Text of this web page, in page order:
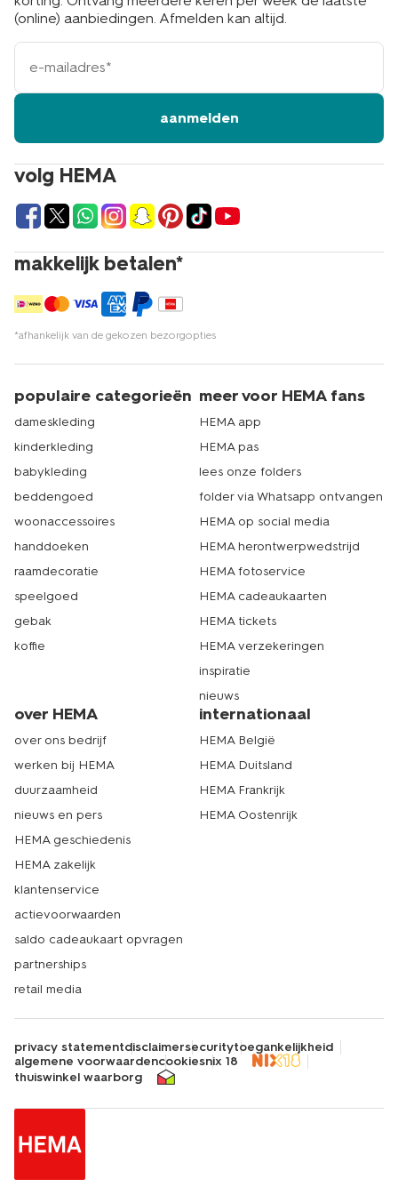
volg HEMA
makkelijk betalen*
*afhankelijk van de gekozen bezorgopties
(online) aanbiedingen. Afmelden kan altijd.
e-
mailadres
aanmelden
populaire categorieën
dameskleding
kinderkleding
babykleding
beddengoed
woonaccessoires
handdoeken
raamdecoratie
speelgoed
gebak
koffie
meer voor HEMA fans
HEMA app
HEMA pas
lees onze folders
folder via Whatsapp ontvangen
HEMA op social media
HEMA herontwerpwedstrijd
HEMA fotoservice
HEMA cadeaukaarten
HEMA tickets
HEMA verzekeringen
inspiratie
nieuws
over HEMA
over ons bedrijf
werken bij HEMA
duurzaamheid
nieuws en pers
HEMA geschiedenis
HEMA zakelijk
klantenservice
actievoorwaarden
saldo cadeaukaart opvragen
partnerships
retail media
internationaal
HEMA België
HEMA Duitsland
HEMA Frankrijk
HEMA Oostenrijk
privacy statementdisclaimersecuritytoegankelijkheid
algemene voorwaardencookiesnix 18
thuiswinkel waarborg